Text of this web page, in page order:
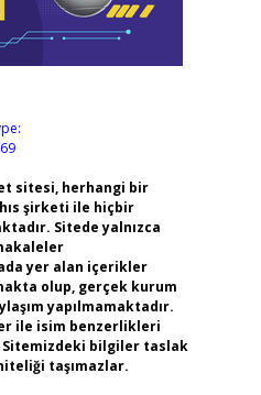
sitesi, herhangi bir
şirketi ile hiçbir
Sitede yalnızca
yer alan içerikler
olup, gerçek kurum
yapılmamaktadır.
ile isim benzerlikleri
bilgiler taslak
taşımazlar.